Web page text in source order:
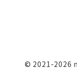
© 2021-2026